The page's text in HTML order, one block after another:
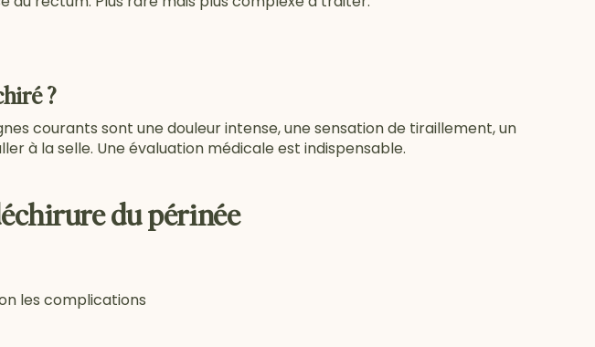
?
courants sont une douleur intense, une sensation de tiraillement, un
à la selle. Une évaluation médicale est indispensable.
du périnée
les complications